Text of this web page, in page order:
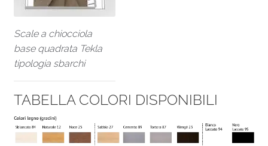
Scale a chiocciola
base quadrata Tekla
tipologia sbarchi
TABELLA COLORI DISPONIBILI